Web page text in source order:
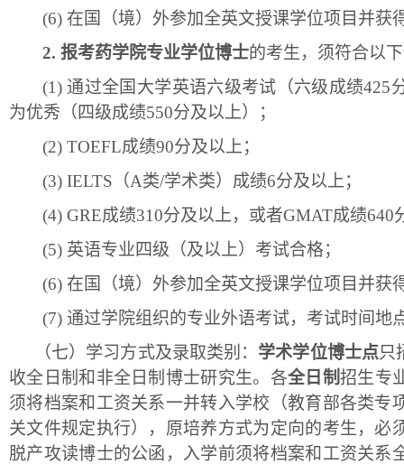
(6) 在国（境）外参加全英文授课学位项目并获
2. 报考药学院专业学位博士的考生，须符合以
(1)通过全国大学英语六级考试（六级成绩425
为优秀（四级成绩550分及以上）；
(2) TOEFL成绩90分及以上；
(3) IELTS（A类/学术类）成绩6分及以上；
(4) GRE成绩310分及以上，或者GMAT成绩640
(5) 英语专业四级（及以上）考试合格；
(6) 在国（境）外参加全英文授课学位项目并获
(7) 通过学院组织的专业外语考试，考试时间地
（七） 学习方式及录取类别： 学术学位博士点只
收全日制和非全日制博士研究生。各全日制招生专
须将档案和工资关系一并转入学校（教育部各类
关文件规定执行），原培养方式为定向的考生，
脱产攻读博士的公函，入学前须将档案和工资关系